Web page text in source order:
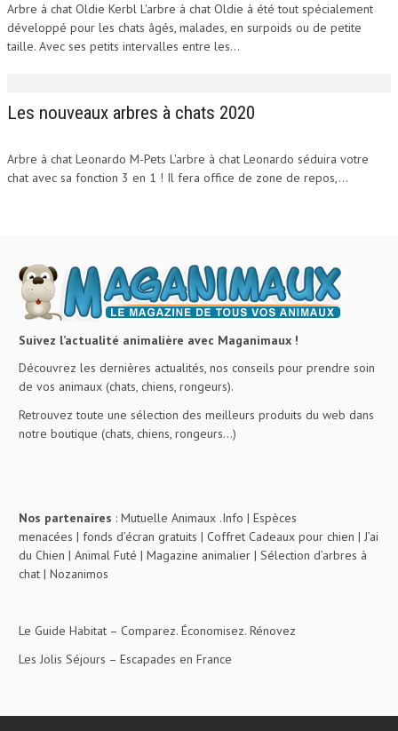
Arbre à chat Oldie Kerbl L'arbre à chat Oldie à été tout spécialement
développé pour les chats âgés, malades, en surpoids ou de petite
taille. Avec ses petits intervalles entre les...
Les nouveaux arbres à chats 2020
Arbre à chat Leonardo M-Pets L'arbre à chat Leonardo séduira votre
chat avec sa fonction 3 en 1 ! Il fera office de zone de repos,...
Suivez l’actualité animalière avec Maganimaux !
Découvrez les dernières actualités, nos conseils pour prendre soin
de vos animaux (chats, chiens, rongeurs).
Retrouvez toute une sélection des meilleurs produits du web dans
notre boutique (chats, chiens, rongeurs…)
Nos partenaires : Mutuelle Animaux .Info | Espèces
menacées | fonds d’écran gratuits | Coffret Cadeaux pour chien | J’ai
du Chien | Animal Futé | Magazine animalier | Sélection d’arbres à
chat | Nozanimos
Le Guide Habitat – Comparez. Économisez. Rénovez
Les Jolis Séjours – Escapades en France